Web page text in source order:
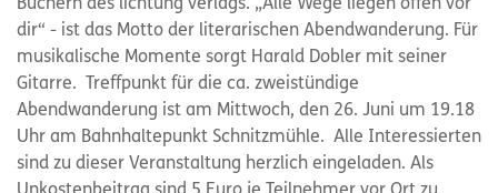
Büchern des lichtung verlags. „Alle Wege liegen offen vor
dir“ - ist das Motto der literarischen Abendwanderung. Für
musikalische Momente sorgt Harald Dobler mit seiner
Gitarre. Treffpunkt für die ca. zweistündige
Abendwanderung ist am Mittwoch, den 26. Juni um 19.18
Uhr am Bahnhaltepunkt Schnitzmühle. Alle Interessierten
sind zu dieser Veranstaltung herzlich eingeladen. Als